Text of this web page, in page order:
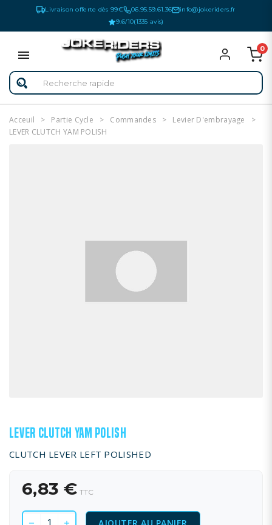
Livraison offerte dès 99€ 06.95.59.61.36
info@jokeriders.fr
9.6/10(1335 avis)
0
Acceuil Partie Cycle Commandes
Levier D'embrayage
LEVER CLUTCH YAM POLISH
LEVER CLUTCH YAM POLISH
CLUTCH LEVER LEFT POLISHED
6,83 € TTC